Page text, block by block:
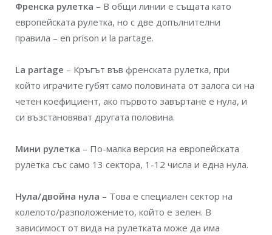
Френска рулетка – В общи линии е същата като
европейската рулетка, но с две допълнителни
правила – en prison и la partage.
La partage – Кръгът във френската рулетка, при
който играчите губят само половината от залога си на
четен коефициент, ако първото завъртане е нула, и
си възстановяват другата половина.
Мини рулетка – По-малка версия на европейската
рулетка със само 13 сектора, 1-12 числа и една нула.
Нула/двойна нула – Това е специален сектор на
колелото/разположението, който е зелен. В
зависимост от вида на рулетката може да има